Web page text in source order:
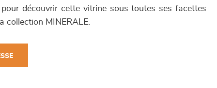
découvrir cette vitrine sous toutes ses facettes
collection MINERALE.